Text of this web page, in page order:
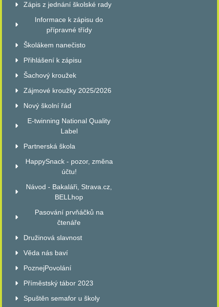
Zápis z jednání školské rady
Informace k zápisu do
přípravné třídy
Školákem nanečisto
Přihlášení k zápisu
Šachový kroužek
Zájmové kroužky 2025/2026
Nový školní řád
E-twinning National Quality
Label
Partnerská škola
HappySnack - pozor, změna
účtu!
Návod - Bakaláři, Strava.cz,
BELLhop
Pasování prvňáčků na
čtenáře
Družinová slavnost
Věda nás baví
PoznejPovolání
Příměstský tábor 2023
Spuštěn semafor u školy